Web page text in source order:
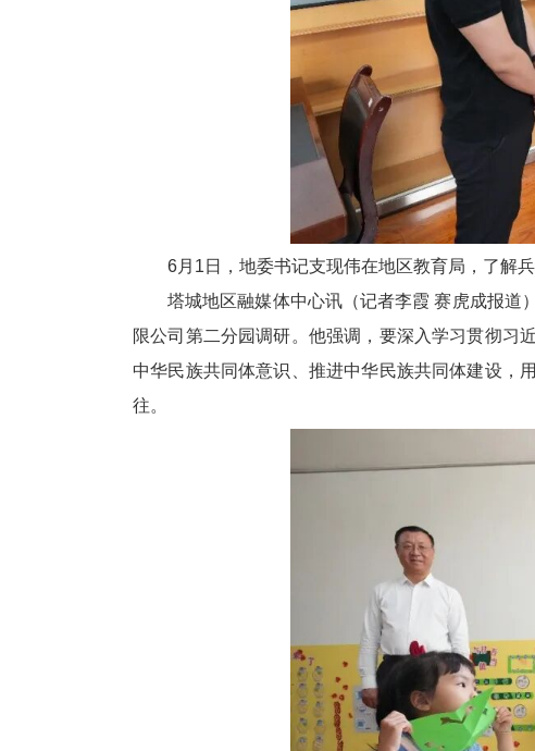
6月1日，地委书记支现伟在地区教育局，了解
塔城地区融媒体中心讯（记者李霞 赛虎成报道
限公司第二分园调研。他强调，要深入学习贯彻习
中华民族共同体意识、推进中华民族共同体建设，
往。